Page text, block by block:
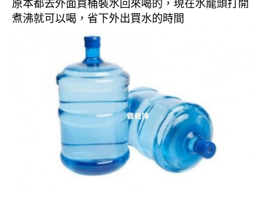
原本都去外面買桶裝水回來喝的，現在水龍頭打開
煮沸就可以喝，省下外出買水的時間